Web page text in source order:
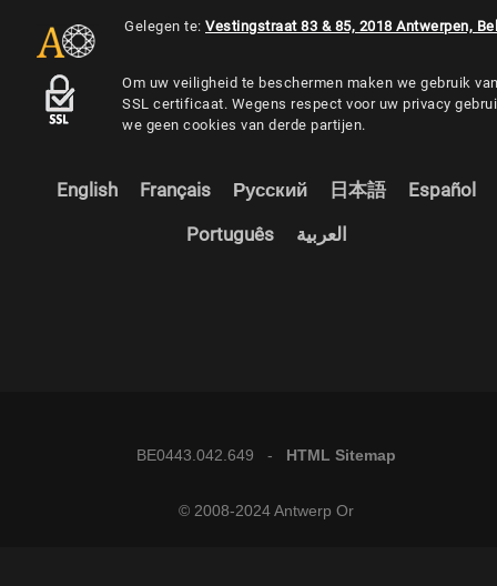
Gelegen te: Vestingstraat 83 & 85, 2018 Antwerpen,
Om uw veiligheid te beschermen maken we gebruik
SSL certificaat. Wegens respect voor uw privacy
we geen cookies van derde partijen.
English Français Русский 日本語 Español
Português العربية
BE0443.042.649 - HTML Sitemap
© 2008-2024 Antwerp Or